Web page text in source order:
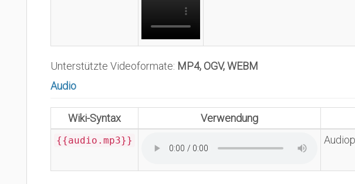
Unterstützte Videoformate: MP4, OGV, WEBM
Audio
Wiki-Syntax Verwendung
{{audio.mp3}}